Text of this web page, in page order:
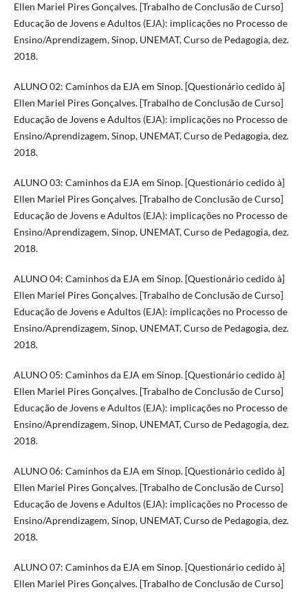
Ellen Mariel Pires Gonçalves. [Trabalho de Conclusão de Curso]
Educação de Jovens e Adultos (EJA): implicações no Processo de
Ensino/Aprendizagem, Sinop, UNEMAT, Curso de Pedagogia, dez.
2018.
ALUNO 02: Caminhos da EJA em Sinop. [Questionário cedido à]
Ellen Mariel Pires Gonçalves. [Trabalho de Conclusão de Curso]
Educação de Jovens e Adultos (EJA): implicações no Processo de
Ensino/Aprendizagem, Sinop, UNEMAT, Curso de Pedagogia, dez.
2018.
ALUNO 03: Caminhos da EJA em Sinop. [Questionário cedido à]
Ellen Mariel Pires Gonçalves. [Trabalho de Conclusão de Curso]
Educação de Jovens e Adultos (EJA): implicações no Processo de
Ensino/Aprendizagem, Sinop, UNEMAT, Curso de Pedagogia, dez.
2018.
ALUNO 04: Caminhos da EJA em Sinop. [Questionário cedido à]
Ellen Mariel Pires Gonçalves. [Trabalho de Conclusão de Curso]
Educação de Jovens e Adultos (EJA): implicações no Processo de
Ensino/Aprendizagem, Sinop, UNEMAT, Curso de Pedagogia, dez.
2018.
ALUNO 05: Caminhos da EJA em Sinop. [Questionário cedido à]
Ellen Mariel Pires Gonçalves. [Trabalho de Conclusão de Curso]
Educação de Jovens e Adultos (EJA): implicações no Processo de
Ensino/Aprendizagem, Sinop, UNEMAT, Curso de Pedagogia, dez.
2018.
ALUNO 06: Caminhos da EJA em Sinop. [Questionário cedido à]
Ellen Mariel Pires Gonçalves. [Trabalho de Conclusão de Curso]
Educação de Jovens e Adultos (EJA): implicações no Processo de
Ensino/Aprendizagem, Sinop, UNEMAT, Curso de Pedagogia, dez.
2018.
ALUNO 07: Caminhos da EJA em Sinop. [Questionário cedido à]
Ellen Mariel Pires Gonçalves. [Trabalho de Conclusão de Curso]